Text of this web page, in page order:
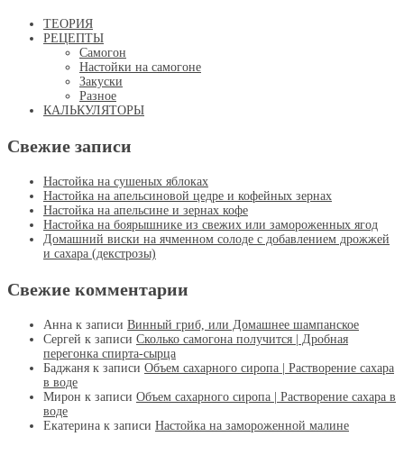
ТЕОРИЯ
РЕЦЕПТЫ
Самогон
Настойки на самогоне
Закуски
Разное
КАЛЬКУЛЯТОРЫ
Свежие записи
Настойка на сушеных яблоках
Настойка на апельсиновой цедре и кофейных зернах
Настойка на апельсине и зернах кофе
Настойка на боярышнике из свежих или замороженных ягод
Домашний виски на ячменном солоде с добавлением дрожжей
и сахара (декстрозы)
Свежие комментарии
Анна к записи Винный гриб, или Домашнее шампанское
Сергей к записи Сколько самогона получится | Дробная
перегонка спирта-сырца
Баджаня к записи Объем сахарного сиропа | Растворение сахара
в воде
Мирон к записи Объем сахарного сиропа | Растворение сахара в
воде
Екатерина к записи Настойка на замороженной малине